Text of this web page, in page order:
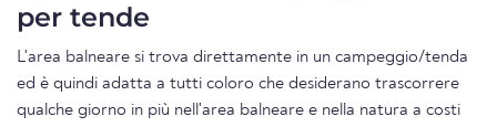
per tende
L'area balneare si trova direttamente in un campeggio/tenda
ed è quindi adatta a tutti coloro che desiderano trascorrere
qualche giorno in più nell'area balneare e nella natura a costi